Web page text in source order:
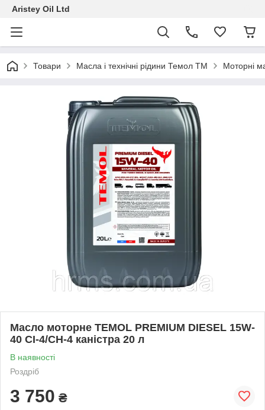
Aristey Oil Ltd
Товари Масла і технічні рідини Темол ТМ Моторні
Масло моторне TEMOL PREMIUM DIESEL 15W-
40 CI-4/CH-4 каністра 20 л
В наявності
Роздріб
3 750 ₴